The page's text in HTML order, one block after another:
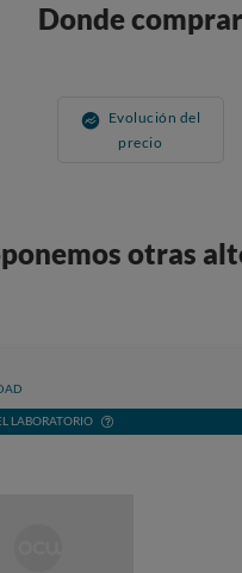
Donde comprar
Evolución del
precio
otras
LABORATORIO